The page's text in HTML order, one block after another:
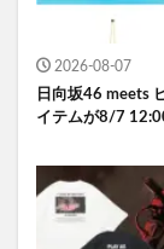
2026-08-07
日向坂46 meets
イテムが8/7